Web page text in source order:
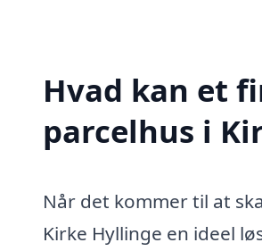
Hvad kan et
parcelhus i
Når det kommer til at
Kirke Hyllinge en ideel